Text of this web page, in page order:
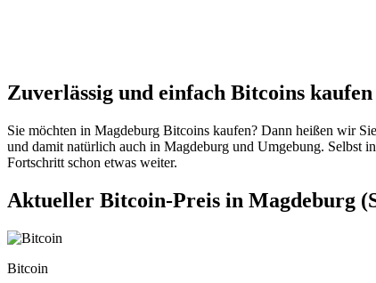
Zuverlässig und einfach Bitcoins
Sie möchten in Magdeburg Bitcoins kaufen? Dann heißen wir
und damit natürlich auch in Magdeburg und Umgebung. Selbst
Fortschritt schon etwas weiter.
Aktueller Bitcoin-Preis in Magdeburg
Bitcoin